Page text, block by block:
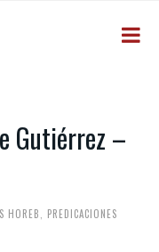
Gutiérrez –
HOREB
PREDICACIONES